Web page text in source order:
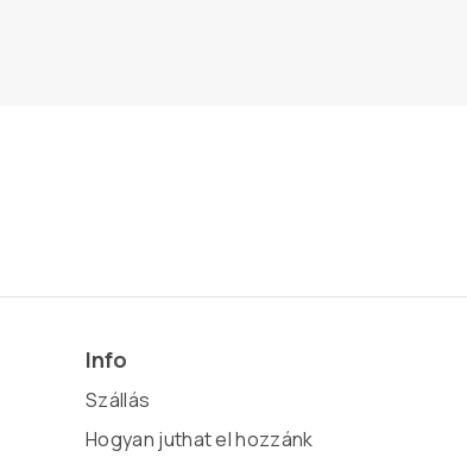
Info
Szállás
Hogyan juthat el hozzánk